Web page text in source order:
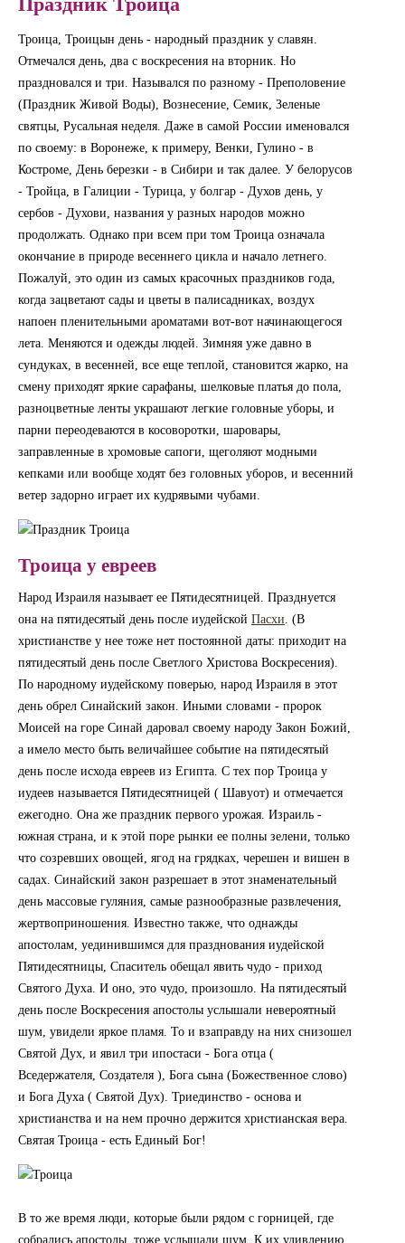
Троица, Троицын день - народный праздник у славян.
Отмечался день, два с воскресения на вторник. Но
праздновался и три. Назывался по разному - Преполовение
(Праздник Живой Воды), Вознесение, Семик, Зеленые
святцы, Русальная неделя. Даже в самой России именовался
по своему: в Воронеже, к примеру, Венки, Гулино - в
Костроме, День березки - в Сибири и так далее. У белорусов
- Тройца, в Галиции - Турица, у болгар - Духов день, у
сербов - Духови, названия у разных народов можно
продолжать. Однако при всем при том Троица означала
окончание в природе весеннего цикла и начало летнего.
Пожалуй, это один из самых красочных праздников года,
когда зацветают сады и цветы в палисадниках, воздух
напоен пленительными ароматами вот-вот начинающегося
лета. Меняются и одежды людей. Зимняя уже давно в
сундуках, в весенней, все еще теплой, становится жарко, на
смену приходят яркие сарафаны, шелковые платья до пола,
разноцветные ленты украшают легкие головные уборы, и
парни переодеваются в косоворотки, шаровары,
заправленные в хромовые сапоги, щеголяют модными
кепками или вообще ходят без головных уборов, и весенний
ветер задорно играет их кудрявыми чубами.
Троица у евреев
Народ Израиля называет ее Пятидесятницей. Празднуется
она на пятидесятый день после иудейской Пасхи. (В
христианстве у нее тоже нет постоянной даты: приходит на
пятидесятый день после Светлого Христова Воскресения).
По народному иудейскому поверью, народ Израиля в этот
день обрел Синайский закон. Иными словами - пророк
Моисей на горе Синай даровал своему народу Закон Божий,
а имело место быть величайшее событие на пятидесятый
день после исхода евреев из Египта. С тех пор Троица у
иудеев называется Пятидесятницей ( Шавуот) и отмечается
ежегодно. Она же праздник первого урожая. Израиль -
южная страна, и к этой поре рынки ее полны зелени, только
что созревших овощей, ягод на грядках, черешен и вишен в
садах. Синайский закон разрешает в этот знаменательный
день массовые гуляния, самые разнообразные развлечения,
жертвоприношения. Известно также, что однажды
апостолам, уединившимся для празднования иудейской
Пятидесятницы, Спаситель обещал явить чудо - приход
Святого Духа. И оно, это чудо, произошло. На пятидесятый
день после Воскресения апостолы услышали невероятный
шум, увидели яркое пламя. То и взаправду на них снизошел
Святой Дух, и явил три ипостаси - Бога отца (
Вседержателя, Создателя ), Бога сына (Божественное слово)
и Бога Духа ( Святой Дух). Триединство - основа и
христианства и на нем прочно держится христианская вера.
Святая Троица - есть Единый Бог!
В то же время люди, которые были рядом с горницей, где
собрались апостолы, тоже услышали шум. К их удивлению,